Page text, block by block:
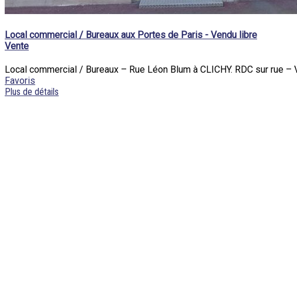
Local commercial / Bureaux aux Portes de Paris - Vendu libre
Vente
Local commercial / Bureaux – Rue Léon Blum à CLICHY. RDC sur rue
Favoris
Plus de détails